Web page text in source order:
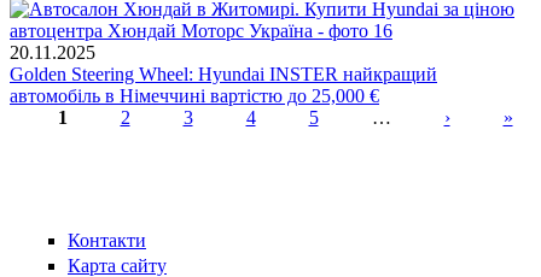
20.11.2025
Golden Steering Wheel: Hyundai INSTER найкращий
автомобіль в Німеччині вартістю до 25,000 €
1 2 3 4 5 … › »
Контакти
Карта сайту